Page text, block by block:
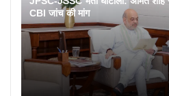
CBI जांच की मांग